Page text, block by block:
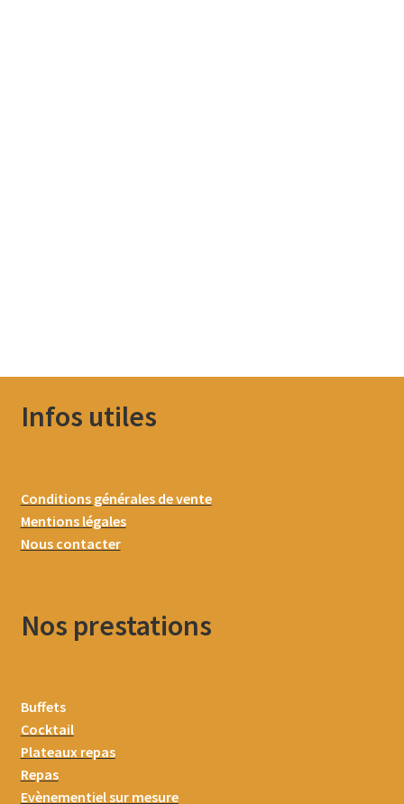
Infos utiles
Conditions générales de vente
Mentions légales
Nous contacter
Nos prestations
Buffets
Cocktail
Plateaux repas
Repas
Evènementiel sur mesure